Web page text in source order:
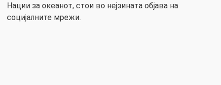
Нации за океанот, стои во нејзината објава на
социјалните мрежи.